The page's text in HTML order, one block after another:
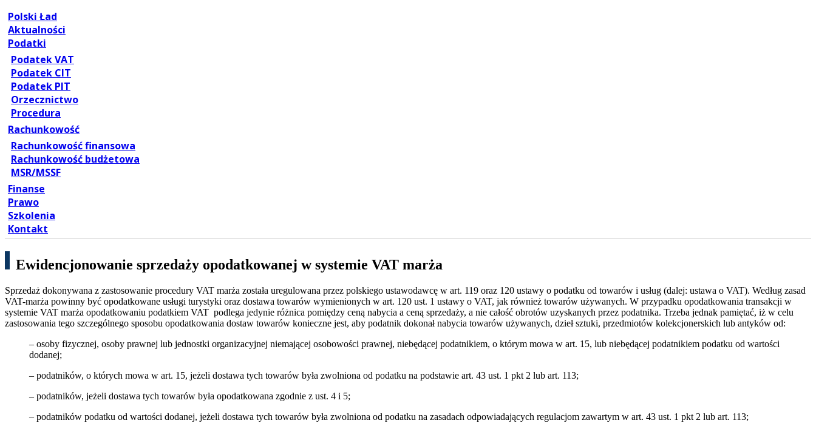
Polski Ład
Aktualności
Podatki
Podatek VAT
Podatek CIT
Podatek PIT
Orzecznictwo
Procedura
Rachunkowość
Rachunkowość finansowa
Rachunkowość budżetowa
MSR/MSSF
Finanse
Prawo
Szkolenia
Kontakt
Ewidencjonowanie sprzedaży opodatkowanej w systemie VAT marża
Sprzedaż dokonywana z zastosowanie procedury VAT marża została uregulowana przez polskiego ustawodawcę w art. 119 oraz 120 ustawy o podatku od towarów i usług (dalej: ustawa o VAT). Według zasad
VAT-marża powinny być opodatkowane usługi turystyki oraz dostawa towarów wymienionych w art. 120 ust. 1 ustawy o VAT, jak również towarów używanych. W przypadku opodatkowania transakcji w
systemie VAT marża opodatkowaniu podatkiem VAT podlega jedynie różnica pomiędzy ceną nabycia a ceną sprzedaży, a nie całość obrotów uzyskanych przez podatnika. Trzeba jednak pamiętać, iż w celu
zastosowania tego szczególnego sposobu opodatkowania dostaw towarów konieczne jest, aby podatnik dokonał nabycia towarów używanych, dzieł sztuki, przedmiotów kolekcjonerskich lub antyków od:
– osoby fizycznej, osoby prawnej lub jednostki organizacyjnej niemającej osobowości prawnej, niebędącej podatnikiem, o którym mowa w art. 15, lub niebędącej podatnikiem podatku od wartości
dodanej;
– podatników, o których mowa w art. 15, jeżeli dostawa tych towarów była zwolniona od podatku na podstawie art. 43 ust. 1 pkt 2 lub art. 113;
– podatników, jeżeli dostawa tych towarów była opodatkowana zgodnie z ust. 4 i 5;
– podatników podatku od wartości dodanej, jeżeli dostawa tych towarów była zwolniona od podatku na zasadach odpowiadających regulacjom zawartym w art. 43 ust. 1 pkt 2 lub art. 113;